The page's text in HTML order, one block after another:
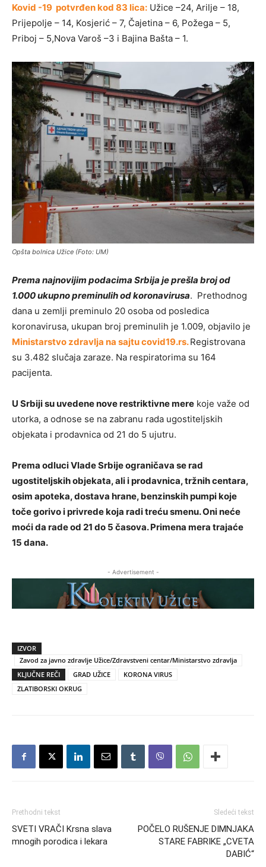
Kovid -19 potvrđen kod 83 lica: Užice –24, Arilje – 18,
Prijepolje – 14, Kosjerić – 7, Čajetina – 6, Požega – 5,
Priboj – 5,Nova Varoš –3 i Bajina Bašta – 1.
Opšta bolnica Užice (Foto: UM)
Prema najnovijim podacima Srbija je prešla broj od
1.000 ukupno preminulih od koronavirusa. Prethodnog
dana u zemlji preminulo 20 osoba od posledica
koronavirusa, ukupan broj preminulih je 1.009, objavilo je
Ministarstvo zdravlja na sajtu covid19.rs.Registrovana
su 3.482 slučaja zaraze. Na respiratorima su 164
pacijenta.
U Srbiji su uvedene nove restriktivne mere koje važe od
utorka, a odnose se na zabranu rada ugostiteljskih
objekata i prodavnica od 21 do 5 ujutru.
Prema odluci Vlade Srbije ograničava se rad
ugostiteljskih objekata, ali i prodavnica, tržnih centara,
osim apoteka, dostava hrane, benzinskih pumpi koje
toče gorivo i privrede koja radi treću smenu. Oni neće
moći da rade od 21 do 5 časova. Primena mera trajaće
15 dana.
- Advertisement -
IZVOR
Zavod za javno zdravlje Užice/Zdravstveni centar/Ministarstvo zdravlja
KLJUČNE REČI
GRAD UŽICE
KORONA VIRUS
ZLATIBORSKI OKRUG
Prethodni tekst
SVETI VRAČI Krsna slava
mnogih porodica i lekara
Sledeći tekst
POČELO RUŠENJE DIMNJAKA
STARE FABRIKE „CVETA
DABIĆ“